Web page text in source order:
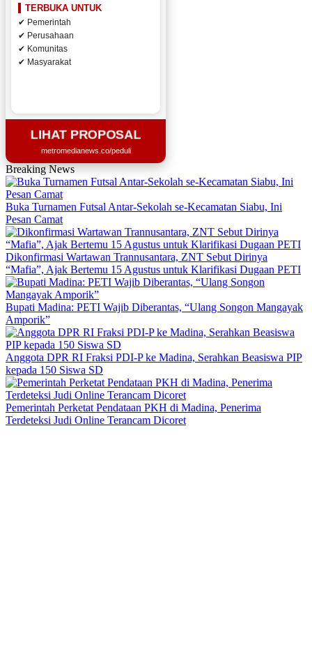
TERBUKA UNTUK
✔ Pemerintah
✔ Perusahaan
✔ Komunitas
✔ Masyarakat
LIHAT PROPOSAL
metromedianews.co/peduli
Breaking News
Buka Turnamen Futsal Antar-Sekolah se-Kecamatan Siabu, Ini
Pesan Camat
Dikonfirmasi Wartawan Trannusantara, ZNT Sebut Dirinya
“Mafia”, Ajak Bertemu 15 Agustus untuk Klarifikasi Dugaan PETI
Bupati Madina: PETI Wajib Diberantas, “Ulang Songon Mangayak
Amporik”
Anggota DPR RI Fraksi PDI-P ke Madina, Serahkan Beasiswa PIP
kepada 150 Siswa SD
Pemerintah Perketat Pendataan PKH di Madina, Penerima
Terdeteksi Judi Online Terancam Dicoret